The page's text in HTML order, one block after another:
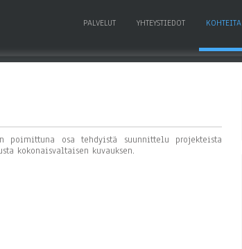
PALVELUT YHTEYSTIEDOT KOHTEITA
poimittuna osa tehdyistä suunnittelu projekteista
kokonaisvaltaisen kuvauksen.